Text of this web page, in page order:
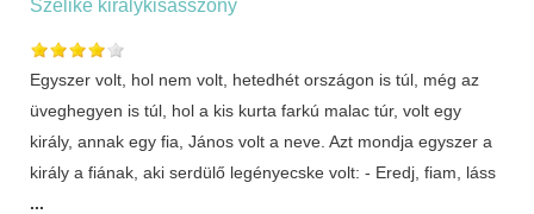
Szélike királykisasszony
Egyszer volt, hol nem volt, hetedhét országon is túl, még az
üveghegyen is túl, hol a kis kurta farkú malac túr, volt egy
király, annak egy fia, János volt a neve. Azt mondja egyszer a
király a fiának, aki serdülő legényecske volt: - Eredj, fiam, láss
...